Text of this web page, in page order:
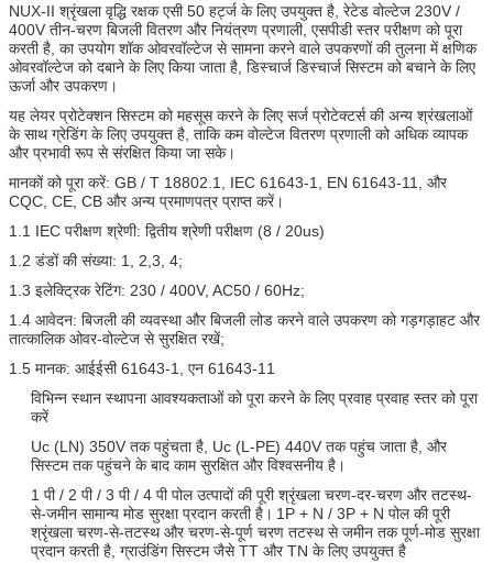
NUX-II श्रृंखला वृद्धि रक्षक एसी 50 हर्ट्ज के लिए उपयुक्त है, रेटेड वोल्टेज 230V /
400V तीन-चरण बिजली वितरण और नियंत्रण प्रणाली, एसपीडी स्तर परीक्षण को पूरा
करती है, का उपयोग शॉक ओवरवॉल्टेज से सामना करने वाले उपकरणों की तुलना में क्षणिक
ओवरवॉल्टेज को दबाने के लिए किया जाता है, डिस्चार्ज डिस्चार्ज सिस्टम को बचाने के लिए
ऊर्जा और उपकरण।
यह लेयर प्रोटेक्शन सिस्टम को महसूस करने के लिए सर्ज प्रोटेक्टर्स की अन्य श्रंखलाओं
के साथ ग्रेडिंग के लिए उपयुक्त है, ताकि कम वोल्टेज वितरण प्रणाली को अधिक व्यापक
और प्रभावी रूप से संरक्षित किया जा सके।
मानकों को पूरा करें: GB / T 18802.1, IEC 61643-1, EN 61643-11, और
CQC, CE, CB और अन्य प्रमाणपत्र प्राप्त करें।
1.1 IEC परीक्षण श्रेणी: द्वितीय श्रेणी परीक्षण (8 / 20us)
1.2 डंडों की संख्या: 1, 2,3, 4;
1.3 इलेक्ट्रिक रेटिंग: 230 / 400V, AC50 / 60Hz;
1.4 आवेदन: बिजली की व्यवस्था और बिजली लोड करने वाले उपकरण को गड़गड़ाहट और
तात्कालिक ओवर-वोल्टेज से सुरक्षित रखें;
1.5 मानक: आईईसी 61643-1, एन 61643-11
विभिन्न स्थान स्थापना आवश्यकताओं को पूरा करने के लिए प्रवाह प्रवाह स्तर को पूरा
करें
Uc (LN) 350V तक पहुंचता है, Uc (L-PE) 440V तक पहुंच जाता है, और
सिस्टम तक पहुंचने के बाद काम सुरक्षित और विश्वसनीय है।
1 पी / 2 पी / 3 पी / 4 पी पोल उत्पादों की पूरी श्रृंखला चरण-दर-चरण और तटस्थ-
से-जमीन सामान्य मोड सुरक्षा प्रदान करती है। 1P + N / 3P + N पोल की पूरी
श्रृंखला चरण-से-तटस्थ और चरण-से-पूर्ण चरण तटस्थ से जमीन तक पूर्ण-मोड सुरक्षा
प्रदान करती है, ग्राउंडिंग सिस्टम जैसे TT और TN के लिए उपयुक्त है